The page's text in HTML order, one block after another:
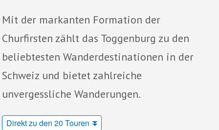
Abos und Packages
Mit der markanten Formation der
Churfirsten zählt das Toggenburg zu den
beliebtesten Wanderdestinationen in der
Schweiz und bietet zahlreiche
unvergessliche Wanderungen.
Direkt zu den 20 Touren